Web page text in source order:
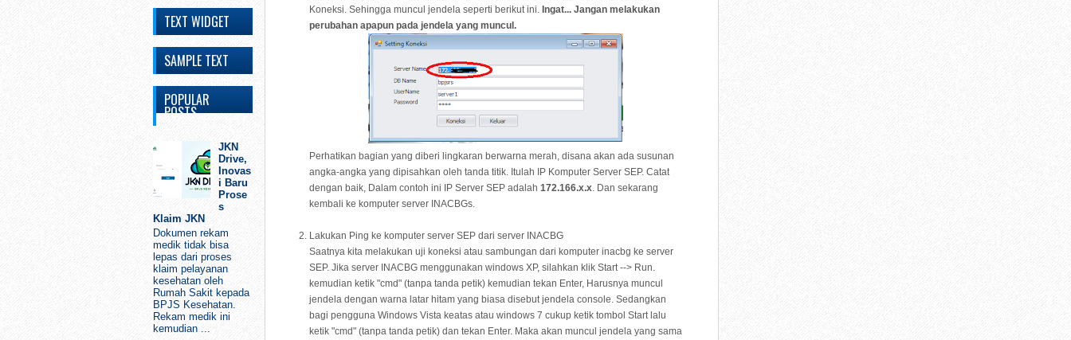
TEXT WIDGET
SAMPLE TEXT
POPULAR
POSTS
JKN
Drive,
Inovas
i Baru
Prose
s
Klaim JKN
Dokumen rekam
medik tidak bisa
lepas dari proses
klaim pelayanan
kesehatan oleh
Rumah Sakit kepada
BPJS Kesehatan.
Rekam medik ini
kemudian ...
Koneksi. Sehingga muncul jendela seperti berikut ini. Ingat... Jangan melakukan
perubahan apapun pada jendela yang muncul.
Perhatikan bagian yang diberi lingkaran berwarna merah, disana akan ada susunan
angka-angka yang dipisahkan oleh tanda titik. Itulah IP Komputer Server SEP. Catat
dengan baik, Dalam contoh ini IP Server SEP adalah 172.166.x.x. Dan sekarang
kembali ke komputer server INACBGs.
Lakukan Ping ke komputer server SEP dari server INACBG
Saatnya kita melakukan uji koneksi atau sambungan dari komputer inacbg ke server
SEP. Jika server INACBG menggunakan windows XP, silahkan klik Start --> Run.
kemudian ketik "cmd" (tanpa tanda petik) kemudian tekan Enter, Harusnya muncul
jendela dengan warna latar hitam yang biasa disebut jendela console. Sedangkan
bagi pengguna Windows Vista keatas atau windows 7 cukup ketik tombol Start lalu
ketik "cmd" (tanpa tanda petik) dan tekan Enter. Maka akan muncul jendela yang sama